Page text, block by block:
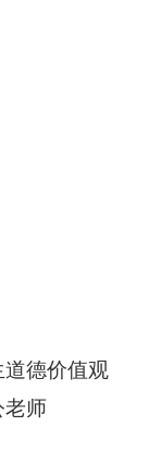
德价值观
老师